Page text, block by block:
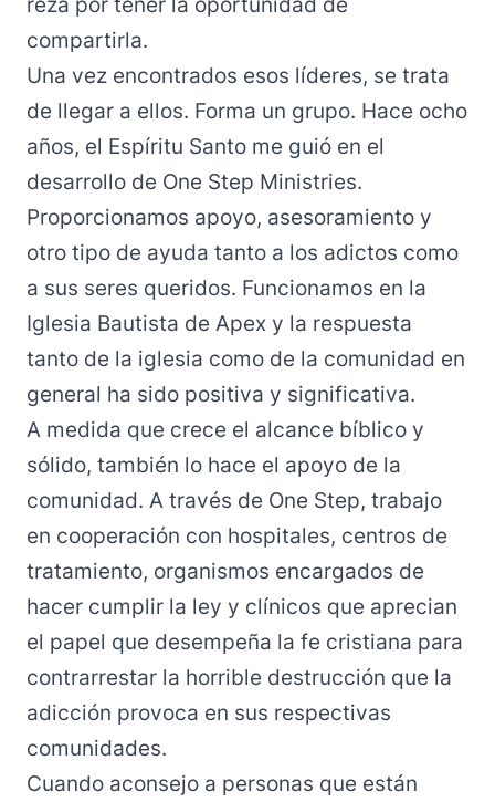
compartirla.
Una vez encontrados esos líderes, se trata
de llegar a ellos. Forma un grupo. Hace ocho
años, el Espíritu Santo me guió en el
desarrollo de One Step Ministries.
Proporcionamos apoyo, asesoramiento y
otro tipo de ayuda tanto a los adictos como
a sus seres queridos. Funcionamos en la
Iglesia Bautista de Apex y la respuesta
tanto de la iglesia como de la comunidad en
general ha sido positiva y significativa.
A medida que crece el alcance bíblico y
sólido, también lo hace el apoyo de la
comunidad. A través de One Step, trabajo
en cooperación con hospitales, centros de
tratamiento, organismos encargados de
hacer cumplir la ley y clínicos que aprecian
el papel que desempeña la fe cristiana para
contrarrestar la horrible destrucción que la
adicción provoca en sus respectivas
comunidades.
Cuando aconsejo a personas que están